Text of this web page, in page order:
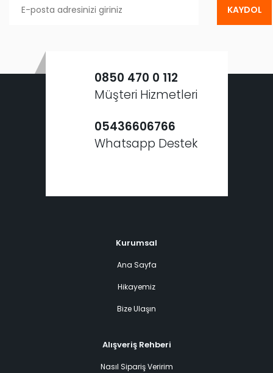
KAYDOL
0850 470 0 112
Müşteri Hizmetleri
05436606766
Whatsapp Destek
Kurumsal
Ana Sayfa
Hikayemiz
Bize Ulaşın
Alışveriş Rehberi
Nasıl Sipariş Veririm